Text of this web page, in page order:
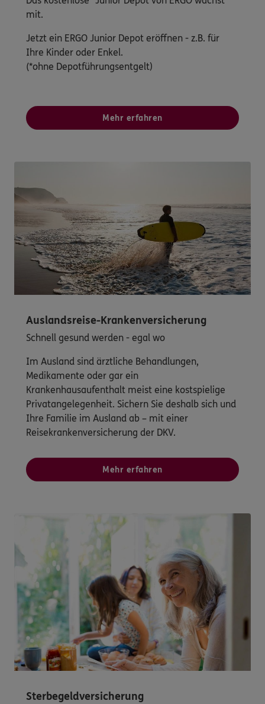
mit.
Jetzt ein ERGO Junior Depot eröffnen - z.B. für
Ihre Kinder oder Enkel.
(*ohne Depotführungsentgelt)
Mehr erfahren
Auslandsreise-Krankenversicherung
Schnell gesund werden - egal wo
Im Ausland sind ärztliche Behandlungen,
Medikamente oder gar ein
Krankenhausaufenthalt meist eine kostspielige
Privatangelegenheit. Sichern Sie deshalb sich und
Ihre Familie im Ausland ab – mit einer
Reisekrankenversicherung der DKV.
Mehr erfahren
Sterbegeldversicherung